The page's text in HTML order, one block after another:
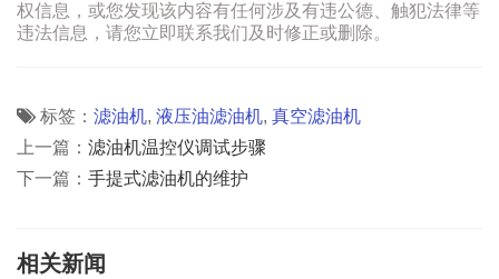
权信息，或您发现该内容有任何涉及有违公德、触犯法律等
违法信息，请您立即联系我们及时修正或删除。
标签： 滤油机, 液压油滤油机, 真空滤油机
上一篇： 滤油机温控仪调试步骤
下一篇： 手提式滤油机的维护
相关新闻